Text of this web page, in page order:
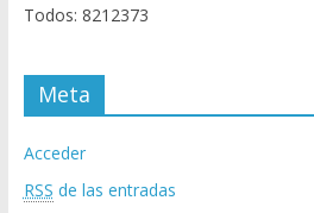
Todos: 8212373
Meta
Acceder
RSS de las entradas